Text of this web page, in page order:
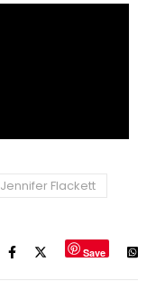
Jennifer Flackett
Save